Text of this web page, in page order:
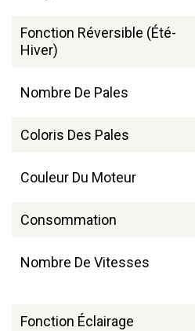
Fonction Réversible (été-
Hiver)
Nombre De Pales
Coloris Des Pales
Couleur Du Moteur
Consommation
Nombre De Vitesses
Fonction Éclairage